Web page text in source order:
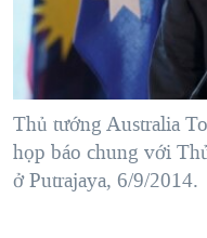
"Tìm"NGƯỜI VIỆT HẢI NGOẠI
ĐỜI SỐNG
KINH TẾ
KHOA HỌC
SỨC KHOẺ
TẠI
HÀNH TRÌNH BẦU CỬ
MỘT NĂM CHIẾN
GIẢI MÃ VÀNH ĐAI &
NGÀY TỊ NẠN THẾ
VIDEO
NGHE
MẠNG XÃ HỘI
Thủ tướng Australia
họp báo chung với
ở Putrajaya, 6/9/2014.